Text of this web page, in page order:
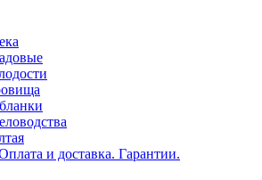
и доставка. Гарантии.